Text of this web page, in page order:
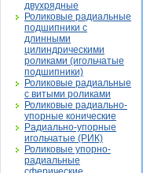
двухрядные
Роликовые радиальные
подшипники с
длинными
цилиндрическими
роликами (игольчатые
подшипники)
Роликовые радиальные
с витыми роликами
Роликовые радиально-
упорные конические
Радиально-упорные
игольчатые (РИК)
Роликовые упорно-
радиальные